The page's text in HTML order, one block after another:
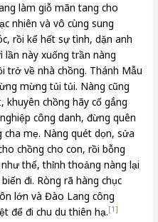
làm giỗ mãn tang cho
nhiên và vô cùng sung
rồi kể hết sự tình, dặn anh
lần này xuống trần nàng
trở về nhà chồng. Thánh Mẫu
mừng tủi tủi. Nàng cũng
khuyên chồng hãy cố gắng
công danh, đừng quên
mẹ. Nàng quét dọn, sửa
chồng cho con, rồi bỗng
thế, thỉnh thoảng nàng lại
đi. Ròng rã hàng chục
lớn và Đào Lang công
để đi chu du thiên hạ.[1]